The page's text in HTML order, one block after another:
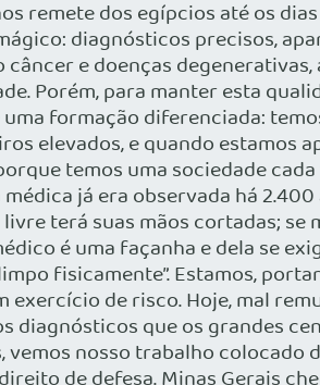
dos egípcios até os dias
diagnósticos precisos,
e doenças
Porém, para manter esta
formação diferenciada:
elevados, e quando estamos
temos uma sociedade
já era observada há
terá suas mãos cortadas; se
é uma façanha e dela se
fisicamente”. Estamos,
de risco. Hoje, mal
diagnósticos que os grandes
nosso trabalho colocado